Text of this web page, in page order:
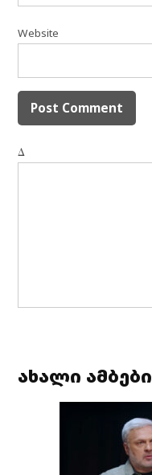
Website
Δ
ახალი ამბები